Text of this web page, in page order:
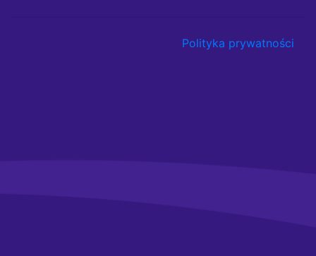
Polityka prywatności